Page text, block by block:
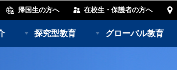
帰国生の方へ 在校生・保護者の方へ
探究型教育 グローバル教育